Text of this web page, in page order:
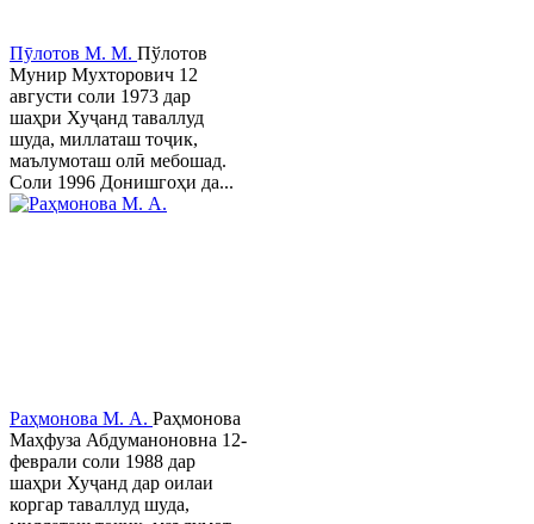
Пӯлотов М. М. Пўлотов
Мунир Мухторович 12
августи соли 1973 дар
шаҳри Хуҷанд таваллуд
шуда, миллаташ тоҷик,
маълумоташ олӣ мебошад.
Соли 1996 Донишгоҳи да...
Раҳмонова М. А. Раҳмонова
Маҳфуза Абдуманоновна 12-
феврали соли 1988 дар
шаҳри Хуҷанд дар оилаи
коргар таваллуд шуда,